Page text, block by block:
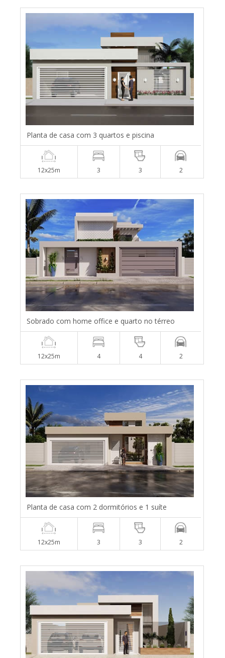
Planta de casa com 3 quartos e piscina
12x25m 3 3 2
Sobrado com home office e quarto no térreo
12x25m 4 4 2
Planta de casa com 2 dormitórios e 1 suíte
12x25m 3 3 2